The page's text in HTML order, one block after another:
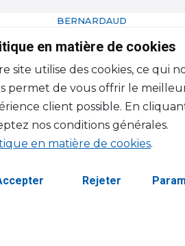
BERNARDAUD
Gobelet or
25cl
$212
en matière de cookies
site utilise des cookies, ce qui
permet de vous offrir le
client possible. En
nos conditions générales.
en matière de cookies.
Rejeter